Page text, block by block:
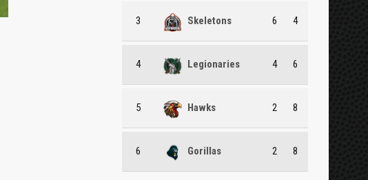
3 Skeletons 6 4
4 Legionaries 4 6
5 Hawks 2 8
6 Gorillas 2 8